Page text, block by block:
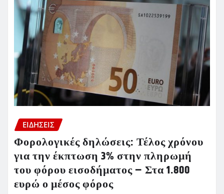
ΕΙΔΗΣΕΙΣ
Φορολογικές δηλώσεις: Τέλος χρόνου
για την έκπτωση 3% στην πληρωμή
του φόρου εισοδήματος – Στα 1.800
ευρώ ο μέσος φόρος